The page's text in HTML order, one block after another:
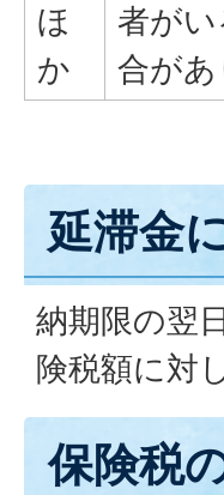
ほ
か
者が
合があ
延滞金
納期限の翌
険税額に対
保険税